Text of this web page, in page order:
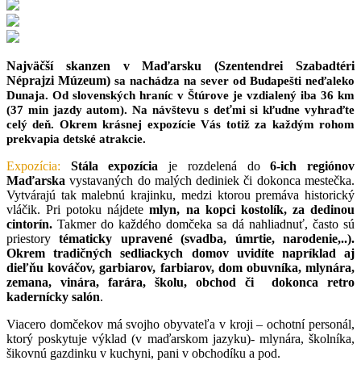
Najväčší skanzen v Maďarsku (Szentendrei Szabadtéri
Néprajzi Múzeum) sa nachádza na sever od Budapešti neďaleko
Dunaja. Od slovenských hraníc v Štúrove je vzdialený iba 36 km
(37 min jazdy autom). Na návštevu s deťmi si kľudne vyhraďte
celý deň. Okrem krásnej expozície Vás totiž za každým rohom
prekvapia detské atrakcie.
Expozícia: Stála expozícia je rozdelená do6-ich regiónov
Maďarska vystavaných do malých dediniek či dokonca mestečka.
Vytvárajú tak malebnú krajinku, medzi ktorou premáva historický
vláčik. Pri potoku nájdetemlyn, na kopci kostolík, za dedinou
cintorín. Takmer do každého domčeka sa dá nahliadnuť, často sú
priestorytématicky upravené (svadba, úmrtie, narodenie,..).
Okrem tradičných sedliackych domov uvidíte napríklad aj
dieľňu kováčov, garbiarov, farbiarov, dom obuvníka, mlynára,
zemana, vinára, farára, školu, obchod či dokonca retro
kadernícky salón.
Viacero domčekov má svojho obyvateľa v kroji – ochotní personál,
ktorý poskytuje výklad (v maďarskom jazyku)- mlynára, školníka,
šikovnú gazdinku v kuchyni, pani v obchodíku a pod.